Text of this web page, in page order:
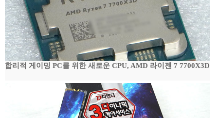
합리적 게이밍 PC를 위한 새로운 CPU, AMD 라이젠 7 7700X3D